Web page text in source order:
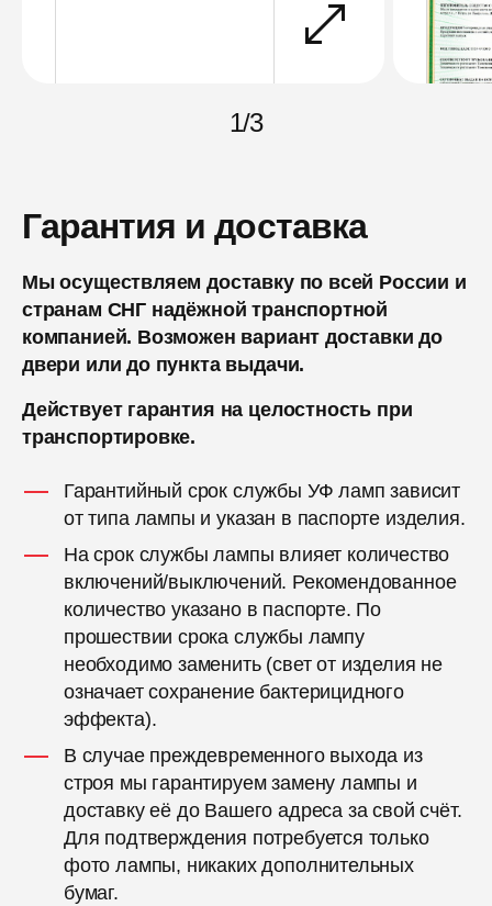
1/3
Гарантия и доставка
Мы осуществляем доставку по всей России и
странам СНГ надёжной транспортной
компанией. Возможен вариант доставки до
двери или до пункта выдачи.
Действует гарантия на целостность при
транспортировке.
Гарантийный срок службы УФ ламп зависит
от типа лампы и указан в паспорте изделия.
На срок службы лампы влияет количество
включений/выключений. Рекомендованное
количество указано в паспорте. По
прошествии срока службы лампу
необходимо заменить (свет от изделия не
означает сохранение бактерицидного
эффекта).
В случае преждевременного выхода из
строя мы гарантируем замену лампы и
доставку её до Вашего адреса за свой счёт.
Для подтверждения потребуется только
фото лампы, никаких дополнительных
бумаг.